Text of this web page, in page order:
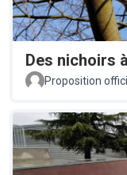
Des nichoirs
Proposition